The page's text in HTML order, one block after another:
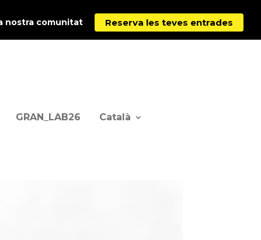
nostra comunitat Reserva les teves entrades
GRAN_LAB26 Català